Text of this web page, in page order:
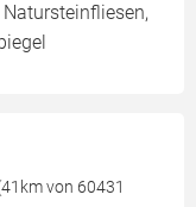
von 60431